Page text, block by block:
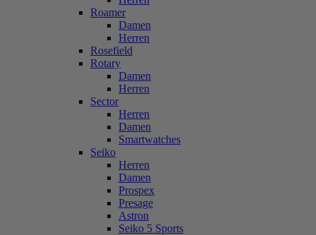
Roamer
Damen
Herren
Rosefield
Rotary
Damen
Herren
Sector
Herren
Damen
Smartwatches
Seiko
Herren
Damen
Prospex
Presage
Astron
Seiko 5 Sports